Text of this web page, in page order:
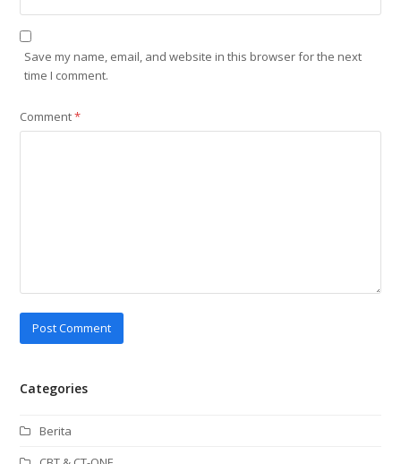
Save my name, email, and website in this browser for the next
time I comment.
Comment*
Categories
Berita